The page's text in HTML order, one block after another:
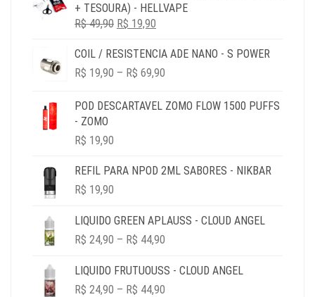
ERA:
R$ 79,90.
É:
+ TESOURA) - HELLVAPE
R$49,90 O
ORIGINAL
ERA:
R$ 19,90
ATUAL
É:
COIL / RESISTENCIA ADE NANO - S POWER
R$ 19,90 – R$ 69,90
R$ 19,90
POD DESCARTAVEL ZOMO FLOW 1500 PUFFS
- ZOMO
R$ 19,90
REFIL PARA NPOD 2ML SABORES - NIKBAR
R$ 19,90
LIQUIDO GREEN APLAUSS - CLOUD ANGEL
R$ 24,90 – R$ 44,90
R$ 24,90
LIQUIDO FRUTUOUSS - CLOUD ANGEL
R$ 24,90 – R$ 44,90